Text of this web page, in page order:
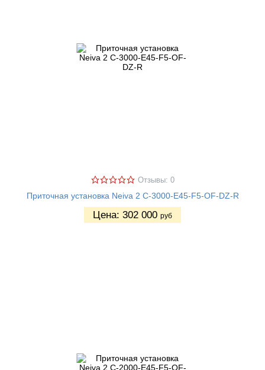
Отзывы: 0
Приточная установка Neiva 2 C-3000-E45-F5-OF-DZ-R
Цена: 302 000 руб